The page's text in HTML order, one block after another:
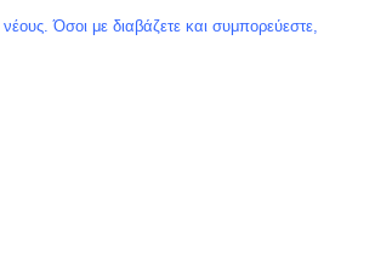
Όσοι με διαβάζετε και συμπορεύεστε,